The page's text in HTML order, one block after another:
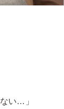
い…」